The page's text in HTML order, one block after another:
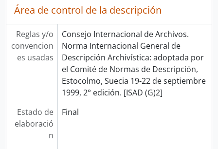
Área de control de la descripción
Reglas y/o
convencion
es usadas
Consejo Internacional de Archivos.
Norma Internacional General de
Descripción Archivística: adoptada por
el Comité de Normas de Descripción,
Estocolmo, Suecia 19-22 de septiembre
1999, 2° edición. [ISAD (G)2]
Estado de
elaboració
n
Final